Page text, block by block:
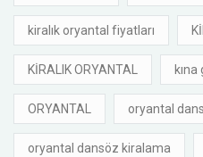
kiralık oryantal fiyatları
KİRALIK ORYANTAL
ORYANTAL oryantal
oryantal dansöz kiralama